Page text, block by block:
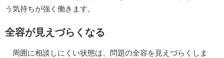
う気持ちが強く働きます。
全容が見えづらくなる
周囲に相談しにくい状態は、問題の全容を見えづらくしま